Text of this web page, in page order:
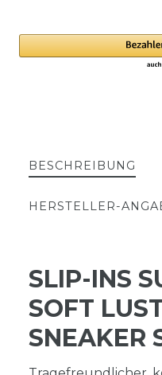
BESCHREIBUNG
HERSTELLER-
SLIP-INS
SOFT
SNEAKER